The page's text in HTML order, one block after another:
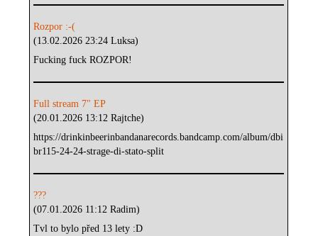
Rozpor :-(
(13.02.2026 23:24 Luksa)
Fucking fuck ROZPOR!
Full stream 7" EP
(20.01.2026 13:12 Rajtche)
https://drinkinbeerinbandanarecords.bandcamp.com/album/dbi
br115-24-24-strage-di-stato-split
???
(07.01.2026 11:12 Radim)
Tvl to bylo před 13 lety :D